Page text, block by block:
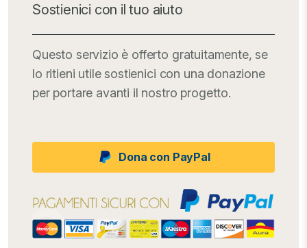
Sostienici con il tuo aiuto
Questo servizio è offerto gratuitamente, se
lo ritieni utile sostienici con una donazione
per portare avanti il nostro progetto.
Dona con PayPal